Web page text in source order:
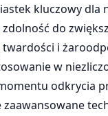
kluczowy dla
do
i
w
odkrycia
zaawansowane